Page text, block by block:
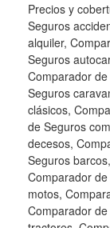
Precios y
Seguros
alquiler,
Seguros
Comparador
Seguros
clásicos,
de Seguros
decesos,
Seguros
Comparador
motos,
Comparador